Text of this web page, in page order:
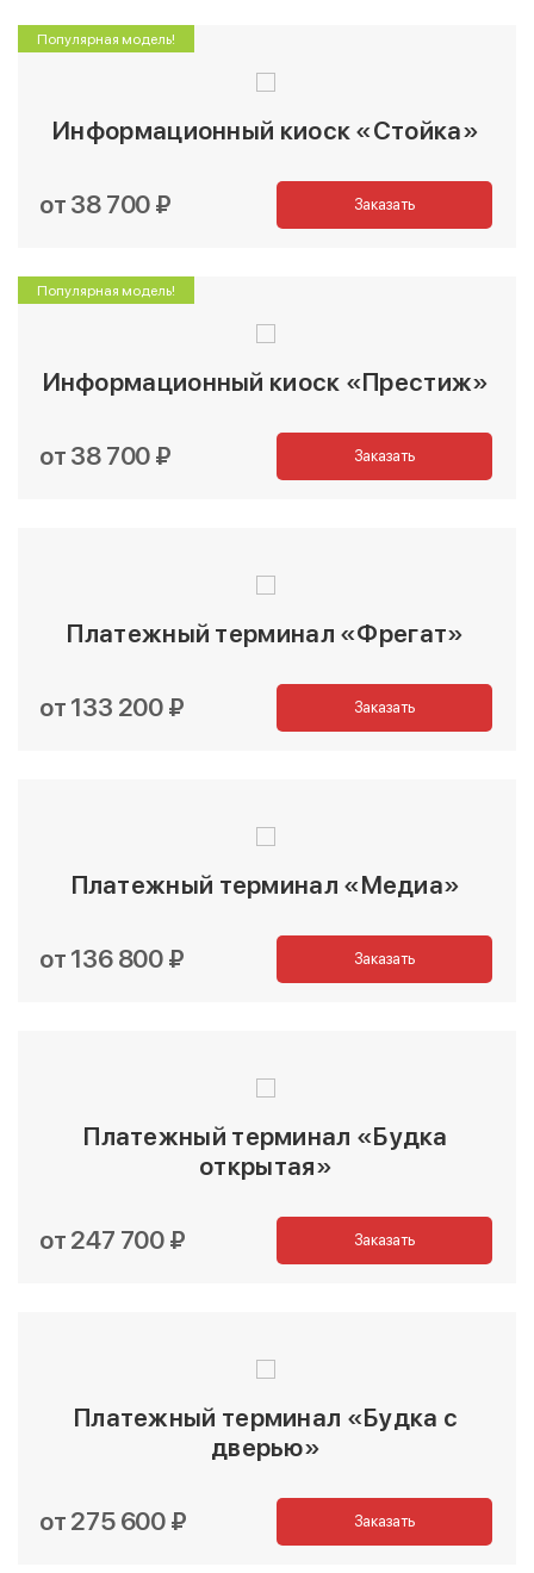
Популярная модель!
Информационный киоск «Стойка»
от 38 700 ₽ Заказать
Популярная модель!
Информационный киоск «Престиж»
от 38 700 ₽ Заказать
Платежный терминал «Фрегат»
от 133 200 ₽ Заказать
Платежный терминал «Медиа»
от 136 800 ₽ Заказать
Платежный терминал «Будка
открытая»
от 247 700 ₽ Заказать
Платежный терминал «Будка с
дверью»
от 275 600 ₽ Заказать